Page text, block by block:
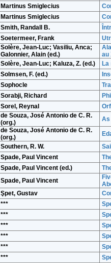
Martinus Smiglecius
Martinus Smiglecius
Smith, Randall B.
Soetermeer, Frank
Solère, Jean-Luc; Vasiliu, Anca;
Galonnier, Alain (ed.)
au
Solère, Jean-Luc; Kaluza, Z. (ed.)
Solmsen, F. (ed.)
Sophocle
Sorabji, Richard
Sorel, Reynal
de Souza, José Antonio de C. R.
(org.)
As
de Souza, José Antonio de C. R.
(org.)
Southern, R. W.
Spade, Paul Vincent
Spade, Paul Vincent (ed.)
Spade, Paul Vincent
Şpet, Gustav
***
***
***
***
***
***